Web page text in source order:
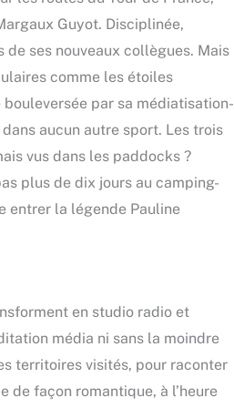
Guyot. Disciplinée,
ses nouveaux collègues. Mais
comme les étoiles
par sa médiatisation-
aucun autre sport. Les trois
vus dans les paddocks ?
plus de dix jours au camping-
entrer la légende Pauline
en studio radio et
média ni sans la moindre
territoires visités, pour raconter
de façon romantique, à l’heure